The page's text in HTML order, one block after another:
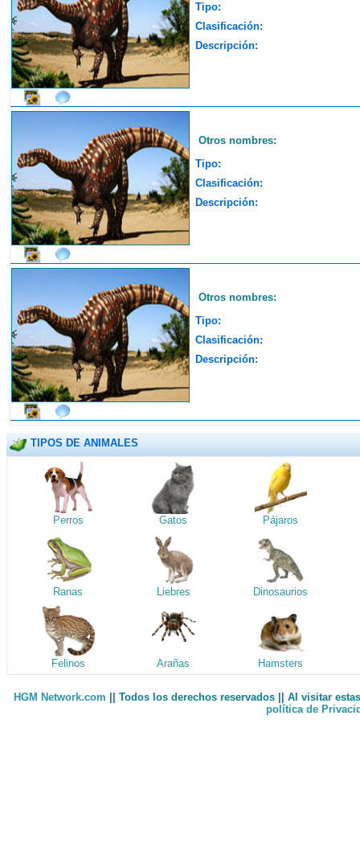
Tipo:
Clasificación:
Descripción:
Otros nombres:
Tipo:
Clasificación:
Descripción:
Otros nombres:
Tipo:
Clasificación:
Descripción:
TIPOS DE ANIMALES
Perros Gatos Pájaros
Ranas Liebres Dinosaurios
Felinos Arañas Hamsters
HGM Network.com || Todos los derechos reservados || Al visitar
política de